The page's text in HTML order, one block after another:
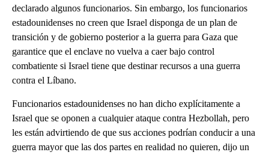
declarado algunos funcionarios. Sin embargo, los funcionarios
estadounidenses no creen que Israel disponga de un plan de
transición y de gobierno posterior a la guerra para Gaza que
garantice que el enclave no vuelva a caer bajo control
combatiente si Israel tiene que destinar recursos a una guerra
contra el Líbano.
Funcionarios estadounidenses no han dicho explícitamente a
Israel que se oponen a cualquier ataque contra Hezbollah, pero
les están advirtiendo de que sus acciones podrían conducir a una
guerra mayor que las dos partes en realidad no quieren, dijo un